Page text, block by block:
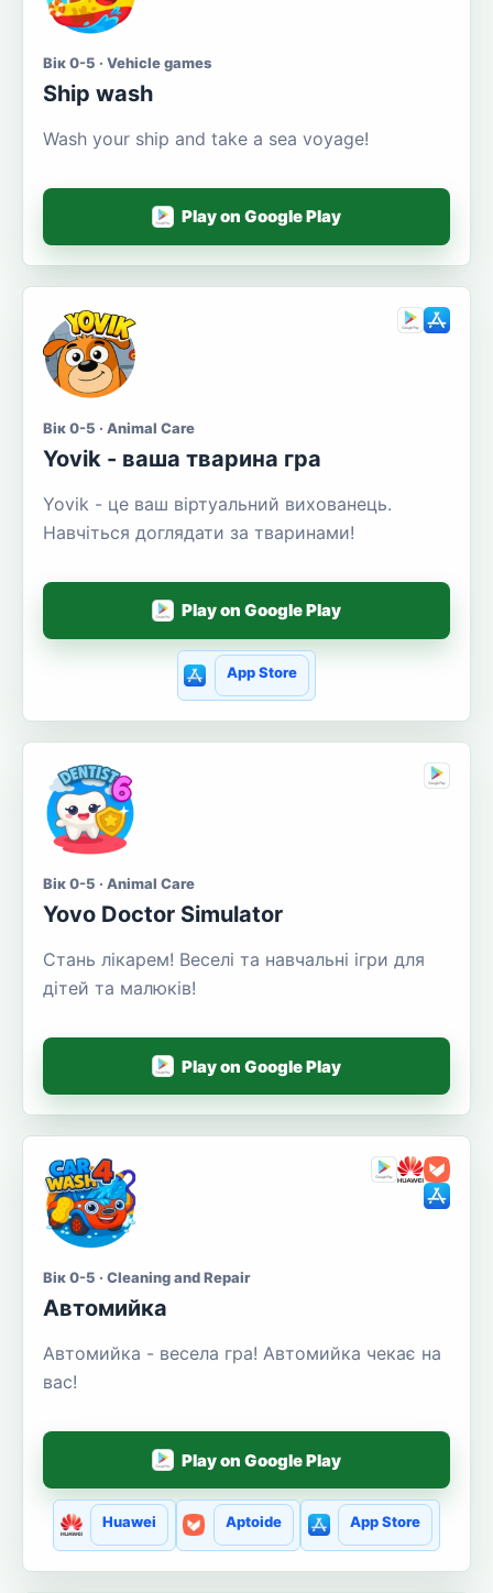
Вік 0-5 · Vehicle games
Ship wash
Wash your ship and take a sea voyage!
Play on Google Play
Вік 0-5 · Animal Care
Yovik - ваша тварина гра
Yovik - це ваш віртуальний вихованець.
Навчіться доглядати за тваринами!
Play on Google Play
App Store
Вік 0-5 · Animal Care
Yovo Doctor Simulator
Стань лікарем! Веселі та навчальні ігри для
дітей та малюків!
Play on Google Play
Вік 0-5 · Cleaning and Repair
Автомийка
Автомийка - весела гра! Автомийка чекає на
вас!
Play on Google Play
Huawei Aptoide App Store